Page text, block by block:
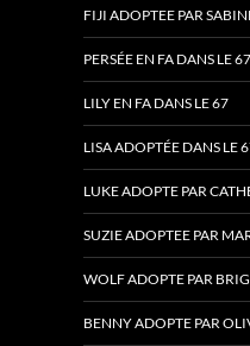
FIJI ADOPTEE PAR
PERSÉE EN FA DANS LE 67
LILY EN FA DANS LE 67
LISA ADOPTÉE DANS LE
LUKE ADOPTE PAR
SUZIE ADOPTEE PAR
WOLF ADOPTE PAR
BENNY ADOPTE PAR